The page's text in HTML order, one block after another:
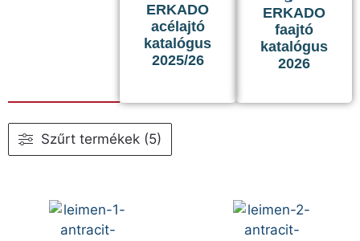
ERKADO
acélajtó
katalógus
2025/26
ERKADO
faajtó
katalógus
2026
Szűrt termékek (5)